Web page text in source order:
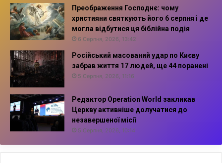
Преображення Господнє: чому
християни святкують його 6 серпня і де
могла відбутися ця біблійна подія
6 Серпня, 2026, 13:42
Російський масований удар по Києву
забрав життя 17 людей, ще 44 поранені
5 Серпня, 2026, 11:16
Редактор Operation World закликав
Церкву активніше долучатися до
незавершеної місії
5 Серпня, 2026, 10:14